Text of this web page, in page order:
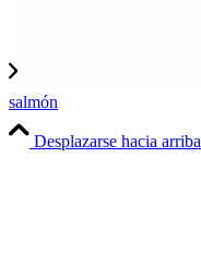
salmón
Desplazarse hacia arriba